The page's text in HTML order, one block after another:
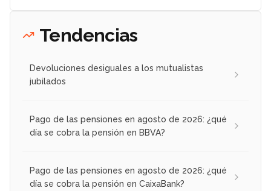
Tendencias
Devoluciones desiguales a los mutualistas
jubilados
Pago de las pensiones en agosto de 2026: ¿qué
día se cobra la pensión en BBVA?
Pago de las pensiones en agosto de 2026: ¿qué
día se cobra la pensión en CaixaBank?